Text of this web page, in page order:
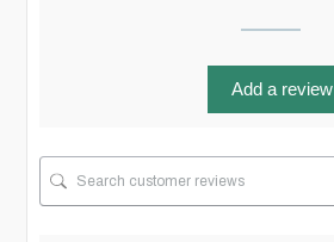
Add a review